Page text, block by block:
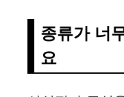
종류가 너
요